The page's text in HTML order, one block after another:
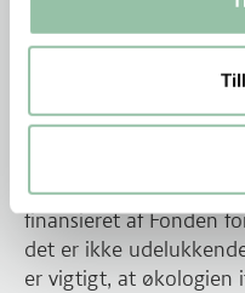
bælgfrugter til
Du kan downloade
Økologi er vigtigt
Som et ekstra
også være et særskilt
finansieret af Fonden
det er ikke
er vigtigt, at økologien